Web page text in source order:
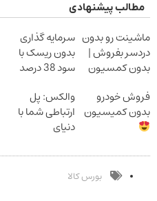
مطالب پیشنهادی
ماشینت رو بدون
دردسر بفروش |
بدون کمسیون
سرمایه گذاری
بدون ریسک با
سود 38 درصد
فروش خودرو
بدون کمیسیون
والکس: پل
ارتباطی شما با
دنیای
دیجیتال
بورس کالا